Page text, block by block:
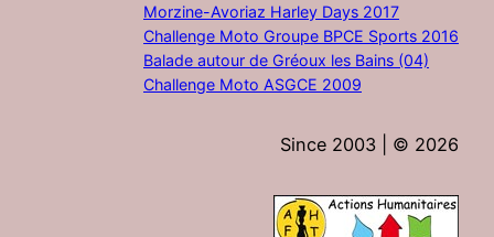
Morzine-Avoriaz Harley Days 2017
Challenge Moto Groupe BPCE Sports 2016
Balade autour de Gréoux les Bains (04)
Challenge Moto ASGCE 2009
Since 2003 | © 2026